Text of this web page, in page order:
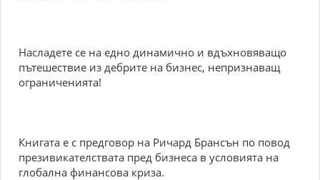
Насладете се на едно динамично и вдъхновяващо
пътешествие из дебрите на бизнес, непризнаващ
ограниченията!
Книгата е с предговор на Ричард Брансън по повод
презивикателствата пред бизнеса в условията на
глобална финансова криза.